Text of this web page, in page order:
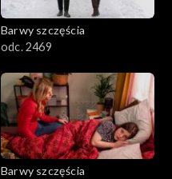
Barwy szczęścia
odc. 2469
Barwy szczęścia